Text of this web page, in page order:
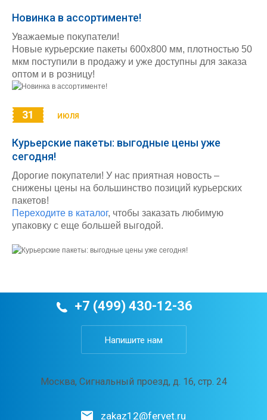
Новинка в ассортименте!
Уважаемые покупатели!
Новые курьерские пакеты 600х800 мм, плотностью 50
мкм поступили в продажу и уже доступны для заказа
оптом и в розницу!
31 ИЮЛЯ
Курьерские пакеты: выгодные цены уже
сегодня!
Дорогие покупатели! У нас приятная новость –
снижены цены на большинство позиций курьерских
пакетов!
Переходите в каталог, чтобы заказать любимую
упаковку с еще большей выгодой.
+7 (499) 430-12-36
Напишите нам
Москва, Сигнальный проезд, д. 16, стр. 24
zakaz12@fervet.ru